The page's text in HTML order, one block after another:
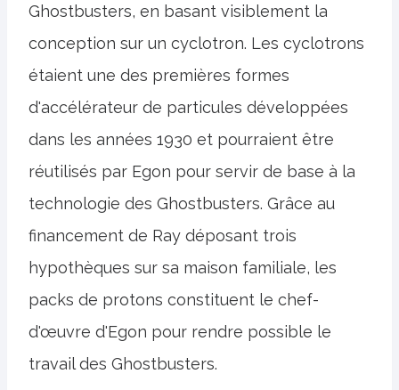
Ghostbusters, en basant visiblement la
conception sur un cyclotron. Les cyclotrons
étaient une des premières formes
d'accélérateur de particules développées
dans les années 1930 et pourraient être
réutilisés par Egon pour servir de base à la
technologie des Ghostbusters. Grâce au
financement de Ray déposant trois
hypothèques sur sa maison familiale, les
packs de protons constituent le chef-
d'œuvre d'Egon pour rendre possible le
travail des Ghostbusters.